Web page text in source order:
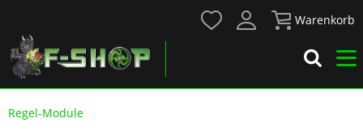
Warenkorb
Regel-Module